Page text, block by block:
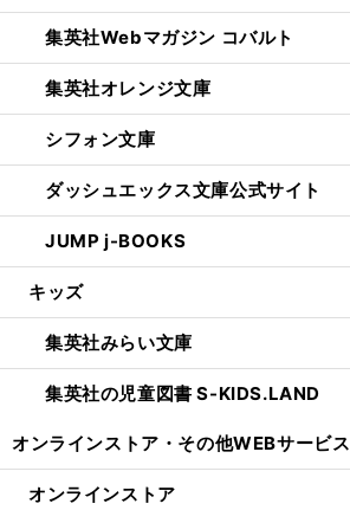
集英社Webマガジン コバルト
集英社オレンジ文庫
シフォン文庫
ダッシュエックス文庫公式サイト
JUMP j-BOOKS
キッズ
集英社みらい文庫
集英社の児童図書 S-KIDS.LAND
オンラインストア・ その他WEBサービス
オンラインストア